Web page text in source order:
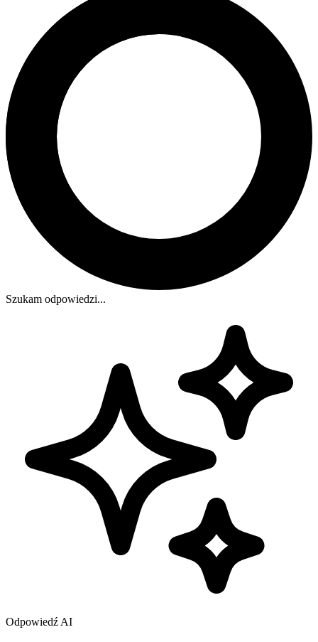
Szukam odpowiedzi...
Odpowiedź AI